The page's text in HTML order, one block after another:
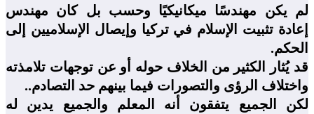
لم يكن مهندسًا ميكانيكيًا وحسب بل كان مهندس
إعادة تثبيت الإسلام في تركيا وإيصال الإسلاميين إلى
الحكم.
قد يُثار الكثير من الخلاف حوله أو عن توجهات تلامذته
واختلاف الرؤى والتصورات فيما بينهم حد التصادم..
لكن الجميع يتفقون أنه المعلم والجميع يدين له